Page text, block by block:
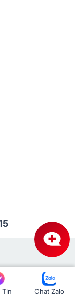
Tin Chat Zalo